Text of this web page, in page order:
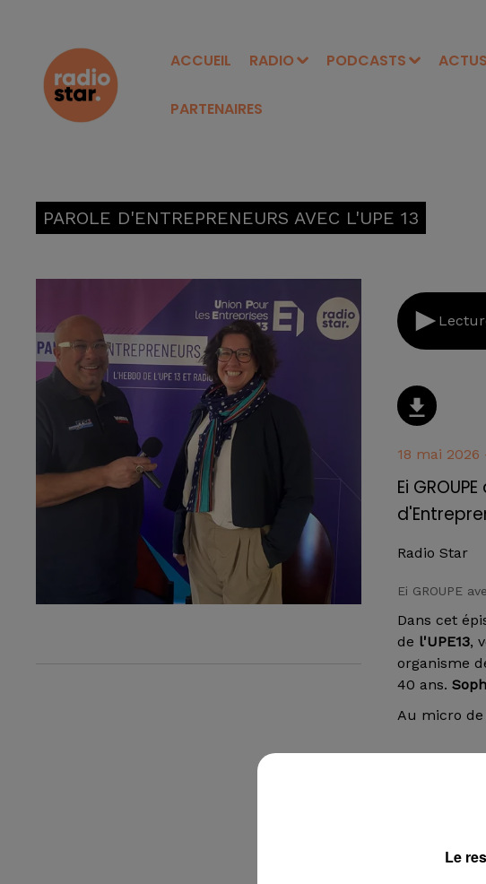
ACCUEIL RADIO PODCASTS ACTUS
PARTENAIRES
PAROLE D'ENTREPRENEURS AVEC L'UPE 13
18 mai
Ei
Radio Star
Ei GROUPE
Dans cet
de l'UPE13,
organisme
40 ans.
Au micro
Le